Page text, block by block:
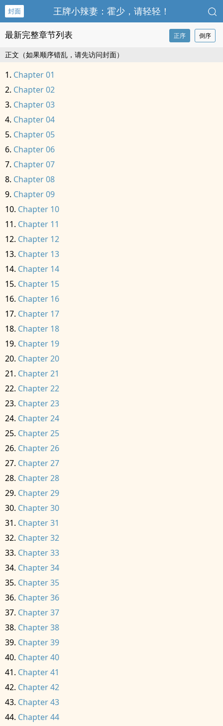
封面 王牌小辣妻：霍少，请轻轻！
最新完整章节列表 正序 倒序
正文（如果顺序错乱，请先访问封面）
Chapter 01
Chapter 02
Chapter 03
Chapter 04
Chapter 05
Chapter 06
Chapter 07
Chapter 08
Chapter 09
Chapter 10
Chapter 11
Chapter 12
Chapter 13
Chapter 14
Chapter 15
Chapter 16
Chapter 17
Chapter 18
Chapter 19
Chapter 20
Chapter 21
Chapter 22
Chapter 23
Chapter 24
Chapter 25
Chapter 26
Chapter 27
Chapter 28
Chapter 29
Chapter 30
Chapter 31
Chapter 32
Chapter 33
Chapter 34
Chapter 35
Chapter 36
Chapter 37
Chapter 38
Chapter 39
Chapter 40
Chapter 41
Chapter 42
Chapter 43
Chapter 44